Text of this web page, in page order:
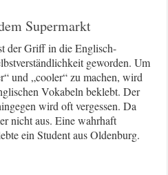
Supermarkt
der Griff in die Englisch-
geworden. Um
und „cooler“ zu machen, wird
Vokabeln beklebt. Der
wird oft vergessen. Da
nicht aus. Eine wahrhaft
ein Student aus Oldenburg.